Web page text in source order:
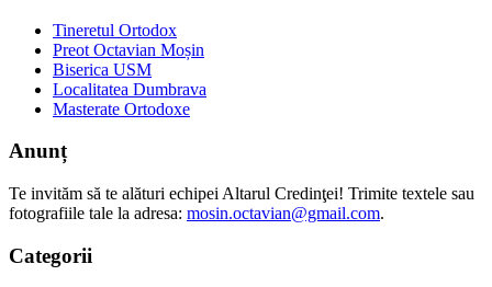
Tineretul Ortodox
Preot Octavian Moșin
Biserica USM
Localitatea Dumbrava
Masterate Ortodoxe
Anunț
Te invităm să te alături echipei Altarul Credinţei! Trimite textele sau
fotografiile tale la adresa: mosin.octavian@gmail.com.
Categorii